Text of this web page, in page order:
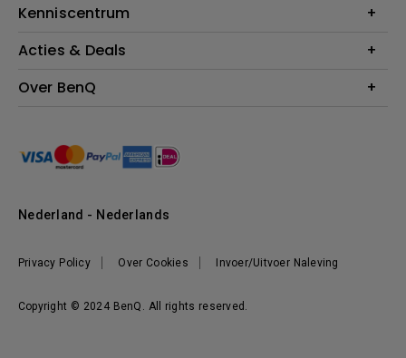
Speakers
Contact
BenQ Shop - FAQ
BenQ Shop - Retourneren
Kenniscentrum
Blog
Acties & Deals
Evenementen & Promoties
Over BenQ
Management
Nieuws
Werken bij BenQ
Copyright © 2024 BenQ. All rights reserved.
Privacy Policy Over Cookies Invoer/Uitvoer Naleving
Nederland - Nederlands